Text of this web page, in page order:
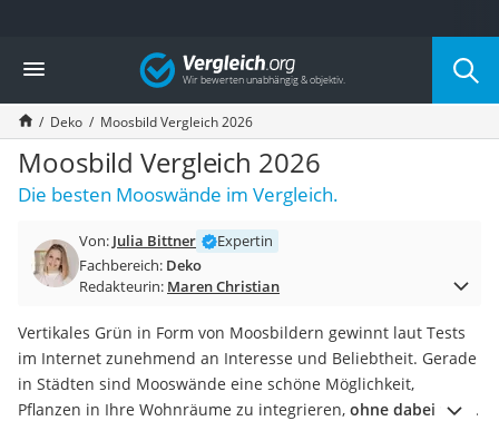
Die beliebtesten Vergleiche nach Kategorie
Wohnen
Matratzen-Topper
Matratzen
Konferenzlautsprecher
Tageslichtlampe
Badlüfter
Bürohocker
Außenleuchte mit Kamera
Akku-Tischlampe
Konferenzmikrofon
Klappmatratze
Duschkopf mit Kalkfilter
Vergleich
Deko Moosbild Vergleich 2026
Moosbild Vergleich 2026
Die besten Mooswände im Vergleich.
Von: Julia Bittner
Expertin
Fachbereich: Deko
Redakteurin: Maren Christian
Vertikales Grün in Form von Moosbildern gewinnt laut Tests
im Internet zunehmend an Interesse und Beliebtheit. Gerade
in Städten sind Mooswände eine schöne Möglichkeit,
Pflanzen in Ihre Wohnräume zu integrieren, ohne dabei viel